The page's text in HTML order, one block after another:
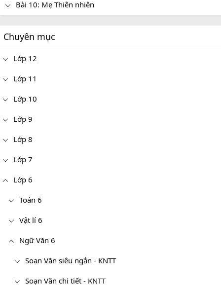
Bài 10: Mẹ Thiên nhiên
Chuyên mục
Lớp 12
Lớp 11
Lớp 10
Lớp 9
Lớp 8
Lớp 7
Lớp 6
Toán 6
Vật lí 6
Ngữ Văn 6
Soạn Văn siêu ngắn - KNTT
Soạn Văn chi tiết - KNTT